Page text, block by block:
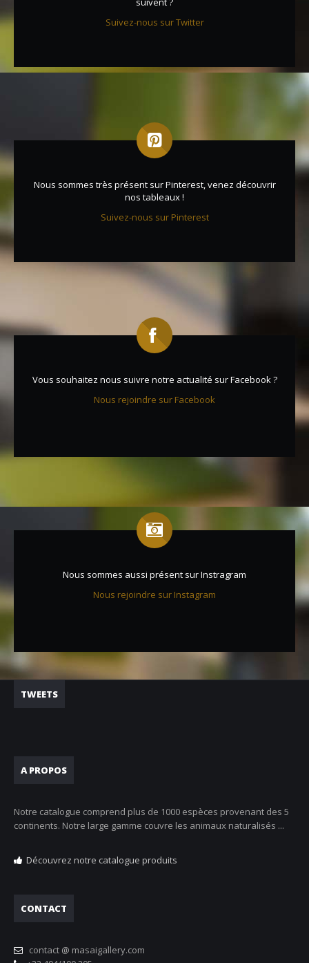
Suivez-nous sur Twitter
Nous sommes très présent sur Pinterest, venez découvrir
nos tableaux !
Suivez-nous sur Pinterest
Vous souhaitez nous suivre notre actualité sur Facebook ?
Nous rejoindre sur Facebook
Nous sommes aussi présent sur Instragram
Nous rejoindre sur Instagram
TWEETS
A PROPOS
Notre catalogue comprend plus de 1000 espèces provenant des 5
continents. Notre large gamme couvre les animaux naturalisés ...
Découvrez notre catalogue produits
CONTACT
contact @ masaigallery.com